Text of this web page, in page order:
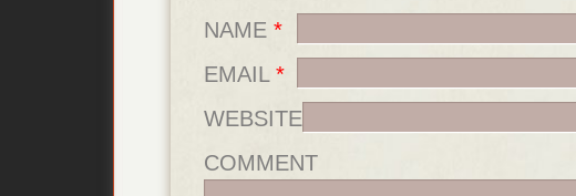
NAME *
EMAIL *
WEBSITE
COMMENT